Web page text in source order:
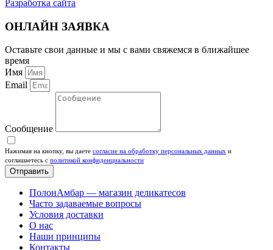
Разработка сайта
ОНЛАЙН ЗАЯВКА
Оставьте свои данные и мы с вами свяжемся в ближайшее
время
Имя
Email
Сообщение
Нажимая на кнопку, вы даете согласие на обработку персональных данных и
соглашаетесь c политикой конфиденциальности
Отправить
ПолонАмбар — магазин деликатесов
Часто задаваемые вопросы
Условия доставки
О нас
Наши принципы
Контакты